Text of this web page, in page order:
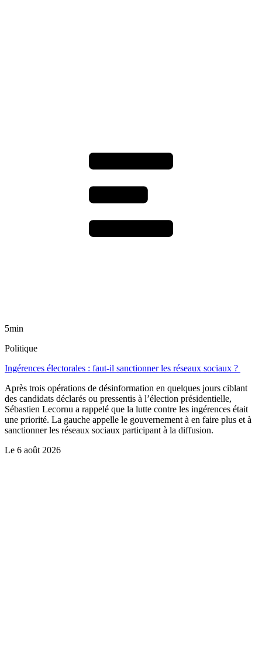
5min
Politique
Ingérences électorales : faut-il sanctionner les réseaux sociaux ?
Après trois opérations de désinformation en quelques jours ciblant
des candidats déclarés ou pressentis à l’élection présidentielle,
Sébastien Lecornu a rappelé que la lutte contre les ingérences était
une priorité. La gauche appelle le gouvernement à en faire plus et à
sanctionner les réseaux sociaux participant à la diffusion.
Le 6 août 2026